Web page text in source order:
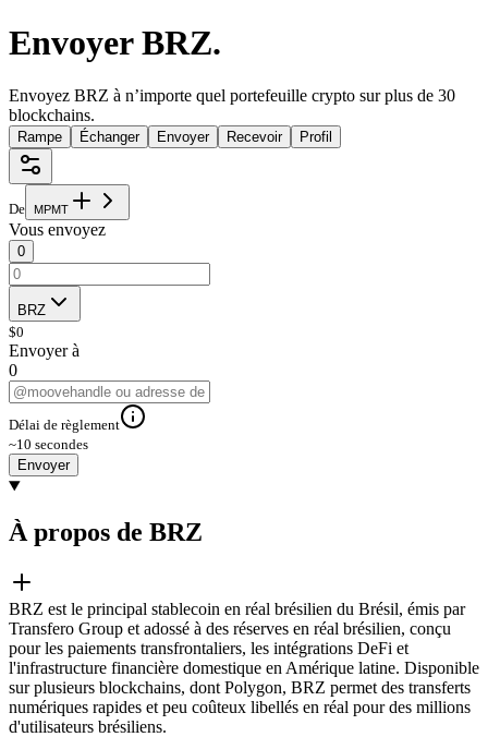
Envoyer BRZ.
Envoyez BRZ à n’importe quel portefeuille crypto sur plus de 30
blockchains.
Rampe Échanger Envoyer Recevoir Profil
De MPMT
Vous envoyez
0
BRZ
$0
Envoyer à
0
Délai de règlement
~10 secondes
Envoyer
À propos de BRZ
BRZ est le principal stablecoin en réal brésilien du Brésil, émis par
Transfero Group et adossé à des réserves en réal brésilien, conçu
pour les paiements transfrontaliers, les intégrations DeFi et
l'infrastructure financière domestique en Amérique latine. Disponible
sur plusieurs blockchains, dont Polygon, BRZ permet des transferts
numériques rapides et peu coûteux libellés en réal pour des millions
d'utilisateurs brésiliens.